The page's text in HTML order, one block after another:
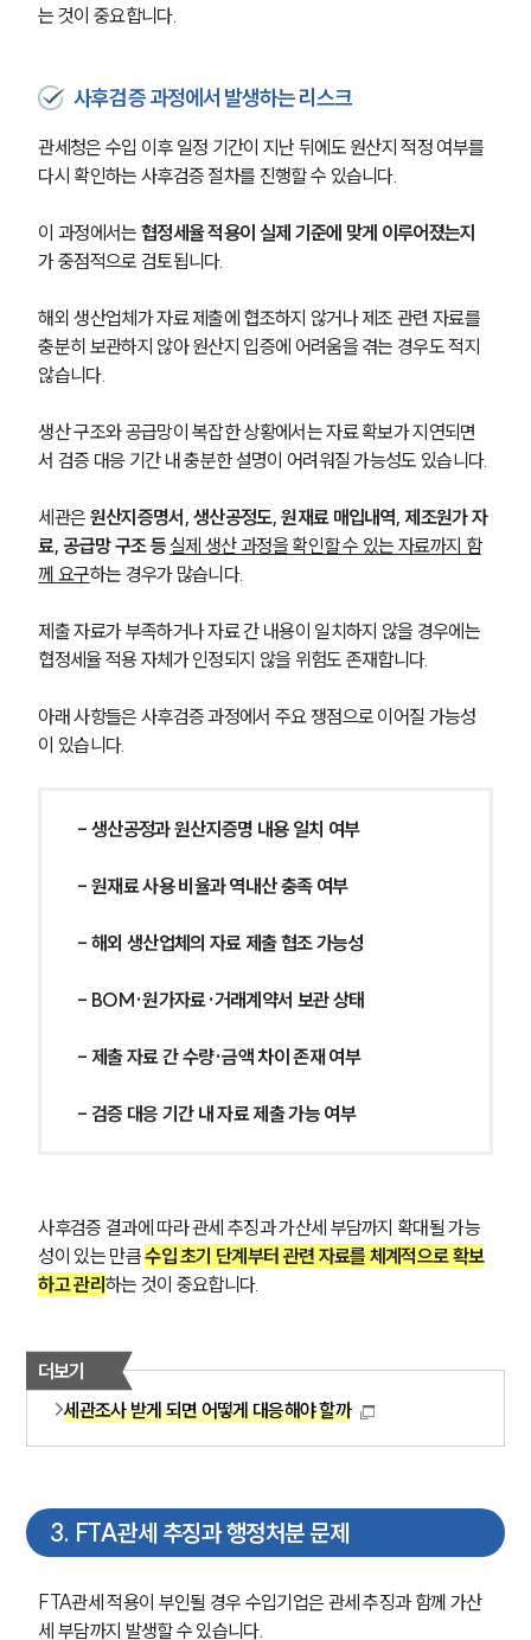
는 것이 중요합니다.
사후검증 과정에서 발생하는 리스크
관세청은 수입 이후 일정 기간이 지난 뒤에도 원산지 적정 여부를
다시 확인하는 사후검증 절차를 진행할 수 있습니다.
이 과정에서는 협정세율 적용이 실제 기준에 맞게 이루어졌는지
가 중점적으로 검토됩니다.
해외 생산업체가 자료 제출에 협조하지 않거나 제조 관련 자료를
충분히 보관하지 않아 원산지 입증에 어려움을 겪는 경우도 적지
않습니다.
생산 구조와 공급망이 복잡한 상황에서는 자료 확보가 지연되면
서 검증 대응 기간 내 충분한 설명이 어려워질 가능성도 있습니다.
세관은 원산지증명서, 생산공정도, 원재료 매입내역, 제조원가 자
료, 공급망 구조 등실제 생산 과정을 확인할 수 있는 자료까지 함
께 요구하는 경우가 많습니다.
제출 자료가 부족하거나 자료 간 내용이 일치하지 않을 경우에는
협정세율 적용 자체가 인정되지 않을 위험도 존재합니다.
아래 사항들은 사후검증 과정에서 주요 쟁점으로 이어질 가능성
이 있습니다.
- 생산공정과 원산지증명 내용 일치 여부
- 원재료 사용 비율과 역내산 충족 여부
- 해외 생산업체의 자료 제출 협조 가능성
- BOM·원가자료·거래계약서 보관 상태
- 제출 자료 간 수량·금액 차이 존재 여부
- 검증 대응 기간 내 자료 제출 가능 여부
사후검증 결과에 따라 관세 추징과 가산세 부담까지 확대될 가능
성이 있는 만큼 수입 초기 단계부터 관련 자료를 체계적으로 확보
하고 관리하는 것이 중요합니다.
더보기
세관조사 받게 되면 어떻게 대응해야 할까
3. FTA관세 추징과 행정처분 문제
FTA관세 적용이 부인될 경우 수입기업은 관세 추징과 함께 가산
세 부담까지 발생할 수 있습니다.